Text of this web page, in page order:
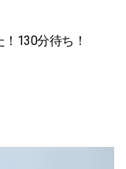
130分待ち！